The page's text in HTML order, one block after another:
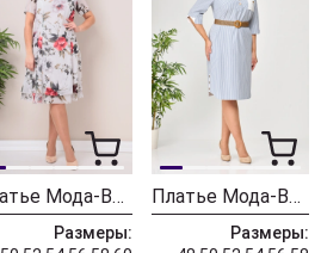
Платье Мода-Версаль 2383 молоко
Размеры:
Платье Мода-Версаль 2393 синий полоска
Размеры: